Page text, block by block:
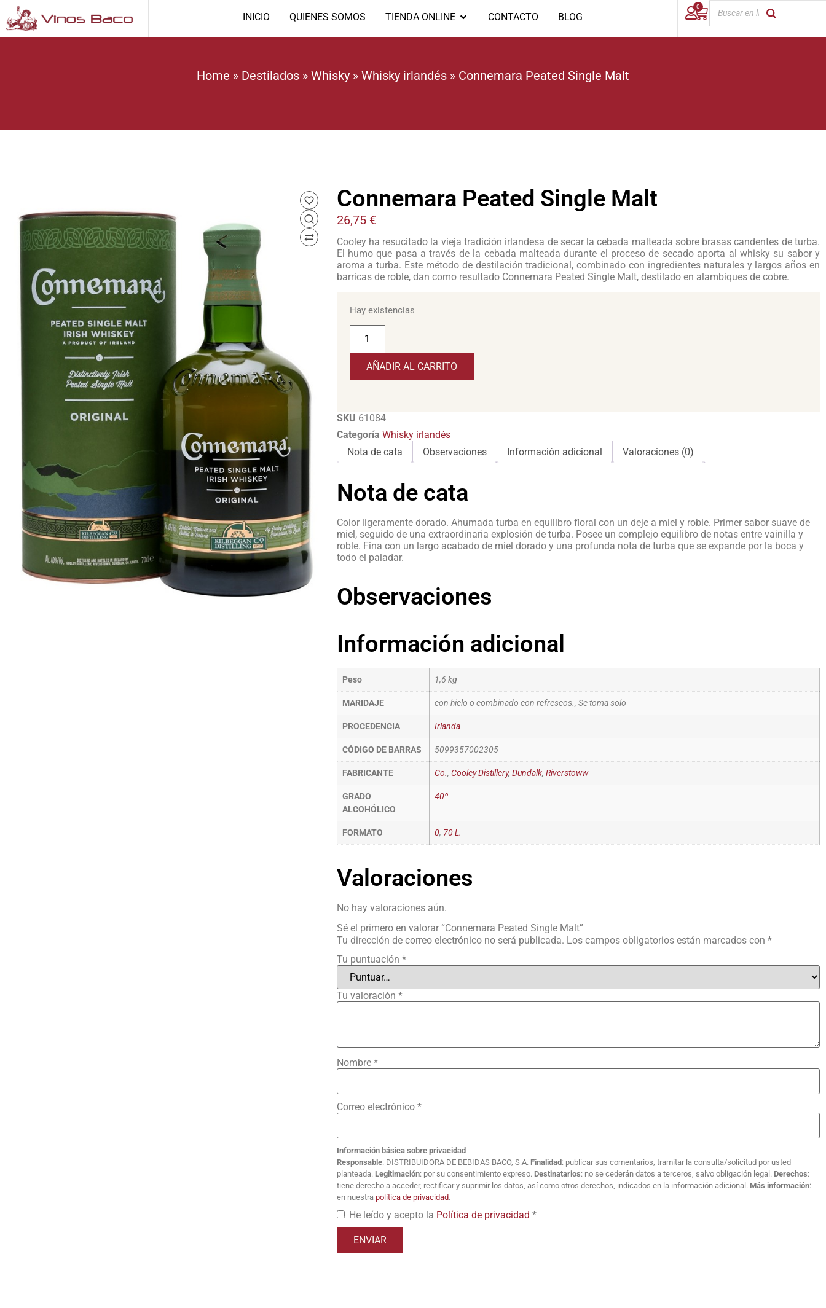
INICIO QUIENES SOMOS TIENDA ONLINE CONTACTO BLOG
0
Home » Destilados » Whisky » Whisky irlandés » Connemara Peated Single Malt
Connemara Peated Single Malt
26,75 €
Cooley ha resucitado la vieja tradición irlandesa de secar la cebada malteada sobre brasas candentes de turba.
El humo que pasa a través de la cebada malteada durante el proceso de secado aporta al whisky su sabor y
aroma a turba. Este método de destilación tradicional, combinado con ingredientes naturales y largos años en
barricas de roble, dan como resultado Connemara Peated Single Malt, destilado en alambiques de cobre.
Hay existencias
AÑADIR AL CARRITO
SKU 61084
Categoría Whisky irlandés
Nota de cata
Observaciones Información adicional Valoraciones (0)
Nota de cata
Color ligeramente dorado. Ahumada turba en equilibro floral con un deje a miel y roble. Primer sabor suave de
miel, seguido de una extraordinaria explosión de turba. Posee un complejo equilibro de notas entre vainilla y
roble. Fina con un largo acabado de miel dorado y una profunda nota de turba que se expande por la boca y
todo el paladar.
Observaciones
Información adicional
Peso 1,6 kg
MARIDAJE con hielo o combinado con refrescos., Se toma solo
PROCEDENCIA Irlanda
CÓDIGO DE BARRAS 5099357002305
FABRICANTE Co., Cooley Distillery, Dundalk, Riverstoww
GRADO
ALCOHÓLICO
40º
FORMATO 0, 70 L.
Valoraciones
No hay valoraciones aún.
Sé el primero en valorar “Connemara Peated Single Malt”
Tu dirección de correo electrónico no será publicada. Los campos obligatorios están marcados con *
Tu puntuación *
Tu valoración *
Nombre *
Correo electrónico *
Información básica sobre privacidad
Responsable: DISTRIBUIDORA DE BEBIDAS BACO, S.A. Finalidad : publicar sus comentarios, tramitar la consulta/solicitud por usted
planteada. Legitimación: por su consentimiento expreso. Destinatarios: no se cederán datos a terceros, salvo obligación legal. Derechos:
tiene derecho a acceder, rectificar y suprimir los datos, así como otros derechos, indicados en la información adicional. Más información:
en nuestra política de privacidad.
He leído y acepto la Política de privacidad *